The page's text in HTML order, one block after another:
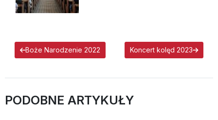
Boże Narodzenie 2022 Koncert kolęd 2023
PODOBNE ARTYKUŁY